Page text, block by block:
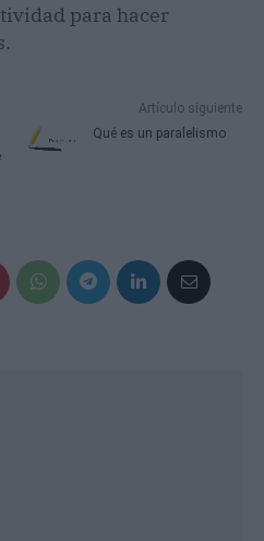
para hacer
Artículo siguiente
Qué es un paralelismo